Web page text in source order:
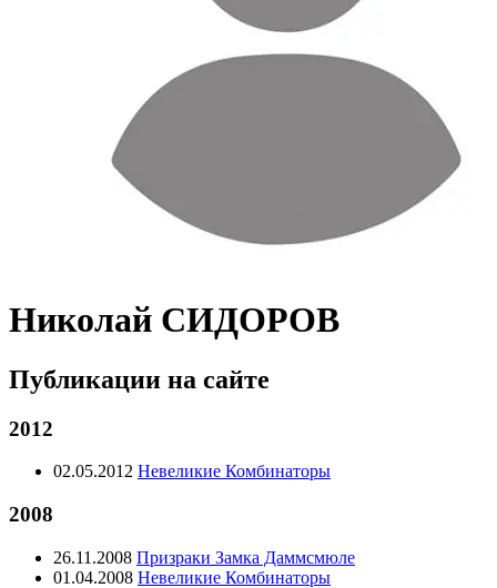
Николай СИДОРОВ
Публикации на сайте
2012
02.05.2012 Невеликие Комбинаторы
2008
26.11.2008 Призраки Замка Даммсмюле
01.04.2008 Невеликие Комбинаторы